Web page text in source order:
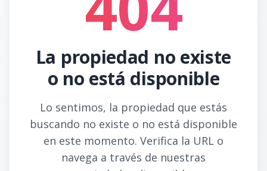
La propiedad no existe
o no está disponible
Lo sentimos, la propiedad que estás
buscando no existe o no está disponible
en este momento. Verifica la URL o
navega a través de nuestras